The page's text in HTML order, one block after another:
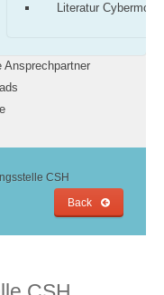
Literatur
Ansprechpartner
CSH
Back